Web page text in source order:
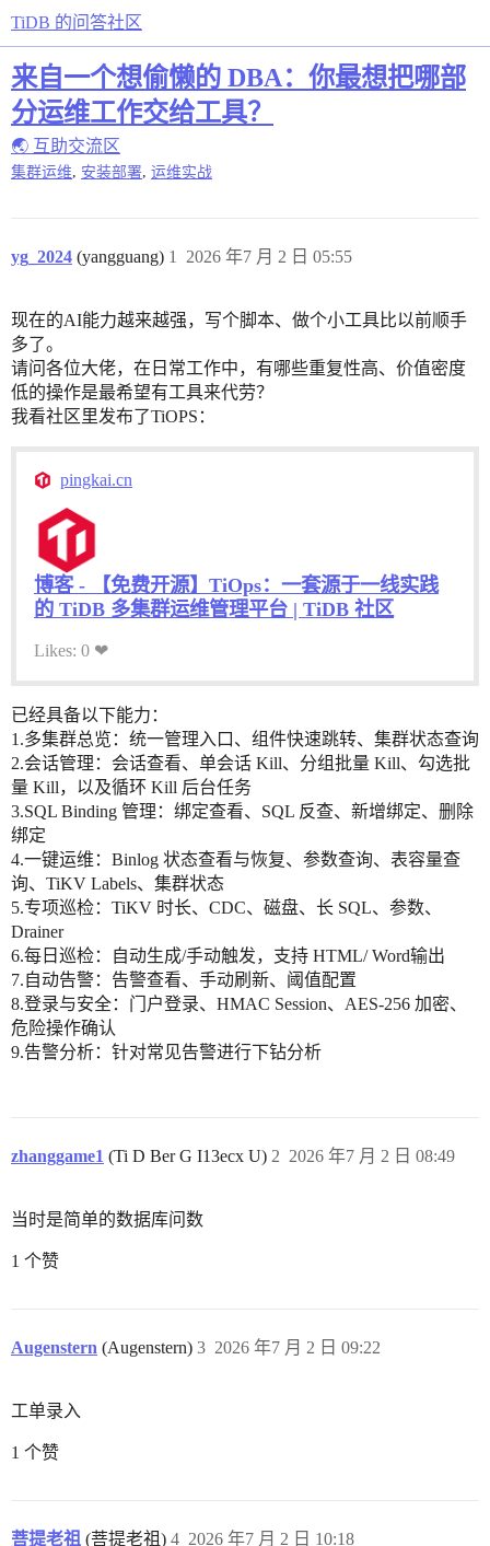
TiDB 的问答社区
来自一个想偷懒的 DBA：你最想把哪部
分运维工作交给工具？
🌏 互助交流区
集群运维 安装部署 运维实战
yg_2024 (yangguang) 2026 年7 月 2 日 05:55
1
现在的AI能力越来越强，写个脚本、做个小工具比以前顺手
多了。
请问各位大佬，在日常工作中，有哪些重复性高、价值密度
低的操作是最希望有工具来代劳？
我看社区里发布了TiOPS：
pingkai.cn
博客 - 【免费开源】TiOps：一套源于一线实践
的 TiDB 多集群运维管理平台 | TiDB 社区
Likes: 0 ❤
已经具备以下能力：
1.多集群总览：统一管理入口、组件快速跳转、集群状态查询
2.会话管理：会话查看、单会话 Kill、分组批量 Kill、勾选批
量 Kill，以及循环 Kill 后台任务
3.SQL Binding 管理：绑定查看、SQL 反查、新增绑定、删除
绑定
4.一键运维：Binlog 状态查看与恢复、参数查询、表容量查
询、TiKV Labels、集群状态
5.专项巡检：TiKV 时长、CDC、磁盘、长 SQL、参数、
Drainer
6.每日巡检：自动生成/手动触发，支持 HTML/ Word输出
7.自动告警：告警查看、手动刷新、阈值配置
8.登录与安全：门户登录、HMAC Session、AES-256 加密、
危险操作确认
9.告警分析：针对常见告警进行下钻分析
zhanggame1 (Ti D Ber G I13ecx U) 2026 年7 月 2 日 08:49
2
当时是简单的数据库问数
1 个赞
Augenstern (Augenstern) 2026 年7 月 2 日 09:22
3
工单录入
1 个赞
菩提老祖 (菩提老祖) 2026 年7 月 2 日 10:18
4